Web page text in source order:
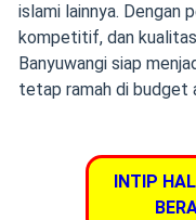
islami lainnya. Dengan
kompetitif, dan
Banyuwangi siap
tetap ramah di budget
INTIP